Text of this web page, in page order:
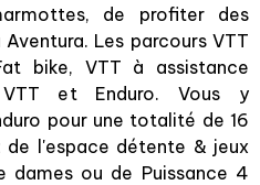
de profiter des
Les parcours VTT
bike, VTT à assistance
et Enduro. Vous y
pour une totalité de 16
l'espace détente & jeux
dames ou de Puissance 4